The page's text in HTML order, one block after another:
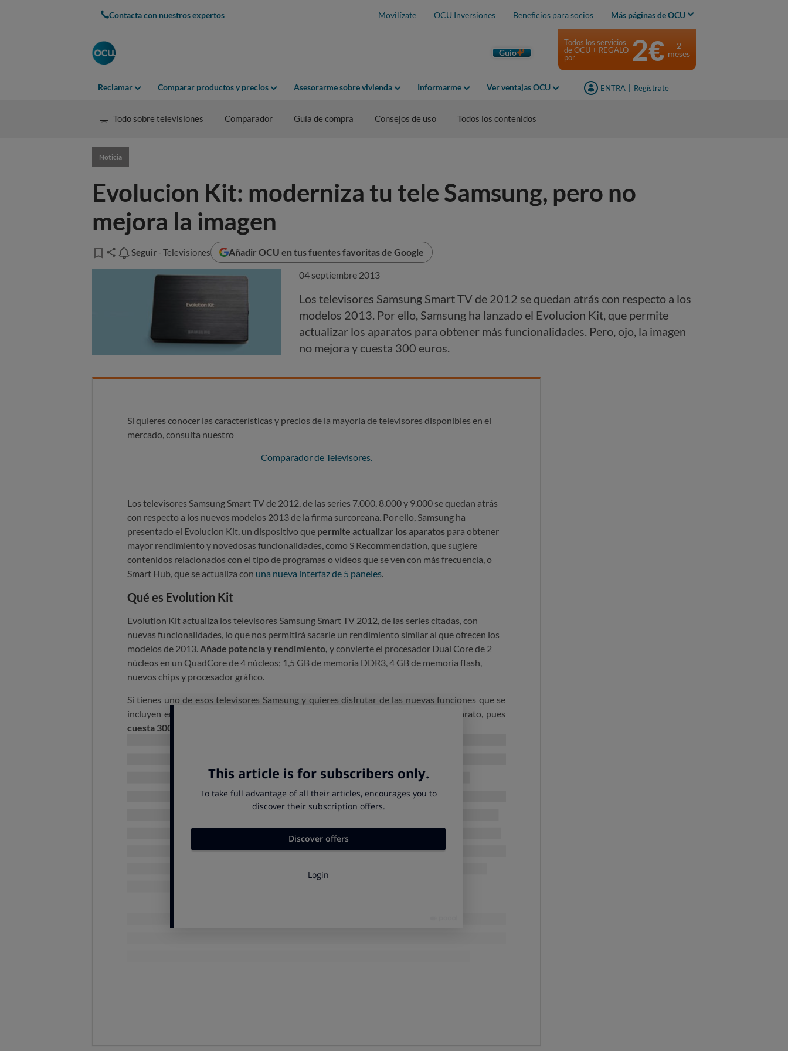
Contacta con nuestros expertos Movilízate OCU Inversiones Beneficios para socios Más páginas de OCU
Guio
Reclamar Comparar productos y precios Asesorarme sobre vivienda Informarme Ver ventajas OCU ENTRA Regístrate
Todos los servicios
de OCU + REGALO
por
2€
2
meses
Todo sobre televisiones Comparador Guía de compra Consejos de uso Todos los contenidos
Noticia
Evolucion Kit: moderniza tu tele Samsung, pero no
mejora la imagen
Seguir
Seguir - Televisiones Añadir OCU en tus fuentes favoritas de Google
04 septiembre 2013
Los televisores Samsung Smart TV de 2012 se quedan atrás con respecto a los
modelos 2013. Por ello, Samsung ha lanzado el Evolucion Kit, que permite
actualizar los aparatos para obtener más funcionalidades. Pero, ojo, la imagen
no mejora y cuesta 300 euros.
Si quieres conocer las características y precios de la mayoría de televisores disponibles en el
mercado, consulta nuestro
Comparador de Televisores.
Los televisores Samsung Smart TV de 2012, de las series 7.000, 8.000 y 9.000 se quedan atrás
con respecto a los nuevos modelos 2013 de la firma surcoreana. Por ello, Samsung ha
presentado el Evolucion Kit, un dispositivo que permite actualizar los aparatospara obtener
mayor rendimiento y novedosas funcionalidades, como S Recommendation, que sugiere
contenidos relacionados con el tipo de programas o vídeos que se ven con más frecuencia, o
Smart Hub, que se actualiza con una nueva interfaz de 5 paneles.
Qué es Evolution Kit
Evolution Kit actualiza los televisores Samsung Smart TV 2012, de las series citadas, con
nuevas funcionalidades, lo que nos permitirá sacarle un rendimiento similar al que ofrecen los
modelos de 2013. Añade potencia y rendimiento, y convierte el procesador Dual Core de 2
núcleos en un QuadCore de 4 núcleos; 1,5 GB de memoria DDR3, 4 GB de memoria flash,
nuevos chips y procesador gráfico.
Si tienes uno de esos televisores Samsung y quieres disfrutar de las nuevas funciones que se
incluyen en los últimos modelos, bastará con adquirir este kit, aunque no sale barato, pues
cuesta 300 euros.